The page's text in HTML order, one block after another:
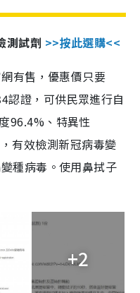
測試劑 >>按此選購<<
有售，優惠價只要
認證，可供民眾進行自
96.4%、特異性
有效檢測新冠病毒變
種病毒。使用鼻拭子
+2